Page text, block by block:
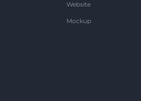
Website
Mockup